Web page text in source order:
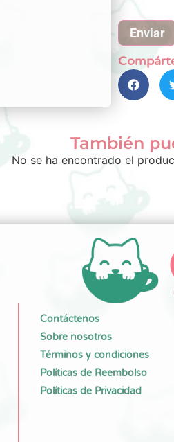
También
No se ha encontrado el
Contáctenos
Sobre nosotros
Términos y condiciones
Políticas de Reembolso
Políticas de Privacidad